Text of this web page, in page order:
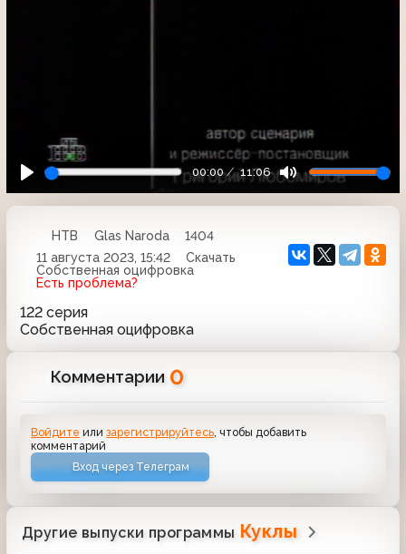
00:00 11:06
НТВ Glas Naroda
1404
11 августа 2023, 15:42
Скачать
Собственная оцифровка
Есть проблема?
122 серия
Собственная оцифровка
Комментарии 0
Войдите илизарегистрируйтесь, чтобы добавить
комментарий
Вход через Телеграм
Другие выпуски программы Куклы